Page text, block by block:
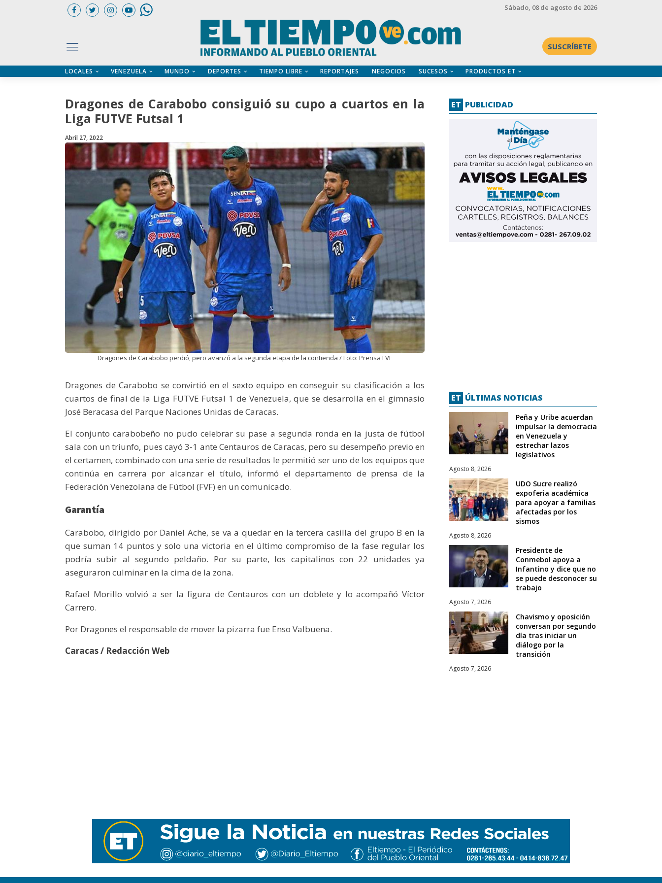
Sábado, 08 de agosto de 2026
SUSCRÍBETE
LOCALES VENEZUELA MUNDO DEPORTES TIEMPO LIBRE REPORTAJES NEGOCIOS SUCESOS PRODUCTOS ET
Dragones de Carabobo consiguió su cupo a cuartos en la
Liga FUTVE Futsal 1
Abril 27, 2022
Dragones de Carabobo perdió, pero avanzó a la segunda etapa de la contienda / Foto: Prensa FVF
Dragones de Carabobo se convirtió en el sexto equipo en conseguir su clasificación a los
cuartos de final de la Liga FUTVE Futsal 1 de Venezuela, que se desarrolla en el gimnasio
José Beracasa del Parque Naciones Unidas de Caracas.
El conjunto carabobeño no pudo celebrar su pase a segunda ronda en la justa de fútbol
sala con un triunfo, pues cayó 3-1 ante Centauros de Caracas, pero su desempeño previo en
el certamen, combinado con una serie de resultados le permitió ser uno de los equipos que
continúa en carrera por alcanzar el título, informó el departamento de prensa de la
Federación Venezolana de Fútbol (FVF) en un comunicado.
Garantía
Carabobo, dirigido por Daniel Ache, se va a quedar en la tercera casilla del grupo B en la
que suman 14 puntos y solo una victoria en el último compromiso de la fase regular los
podría subir al segundo peldaño. Por su parte, los capitalinos con 22 unidades ya
aseguraron culminar en la cima de la zona.
Rafael Morillo volvió a ser la figura de Centauros con un doblete y lo acompañó Víctor
Carrero.
Por Dragones el responsable de mover la pizarra fue Enso Valbuena.
Caracas / Redacción Web
ET PUBLICIDAD
ET ÚLTIMAS NOTICIAS
Peña y Uribe acuerdan
impulsar la democracia
en Venezuela y
estrechar lazos
legislativos
Agosto 8, 2026
UDO Sucre realizó
expoferia académica
para apoyar a familias
afectadas por los
sismos
Agosto 8, 2026
Presidente de
Conmebol apoya a
Infantino y dice que no
se puede desconocer su
trabajo
Agosto 7, 2026
Chavismo y oposición
conversan por segundo
día tras iniciar un
diálogo por la
transición
Agosto 7, 2026